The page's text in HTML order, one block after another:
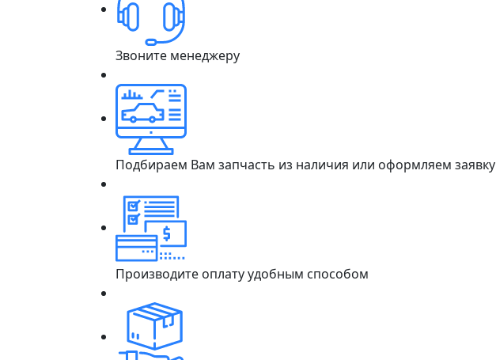
Звоните менеджеру
Подбираем Вам запчасть из наличия или оформляем заявку
Производите оплату удобным способом